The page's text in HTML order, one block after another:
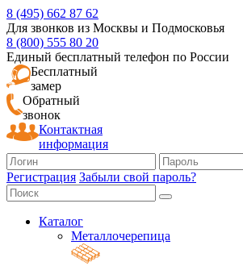
8 (495) 662 87 62
Для звонков из Москвы и Подмосковья
8 (800) 555 80 20
Единый бесплатный телефон по России
Бесплатный
замер
Обратный
звонок
Контактная
информация
Регистрация Забыли свой пароль?
Каталог
Металлочерепица